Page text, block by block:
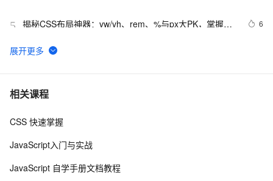
5 揭秘CSS布局神器：vw/vh、rem、%与px大PK，掌握它
6
6 CSS Content 属性妙用
7 CSS重构：样式表性能调优
8 网页标准化:CSS代码缩写精简实例
相关课程
CSS 快速掌握
JavaScript入门与实战
JavaScript 自学手册文档教程